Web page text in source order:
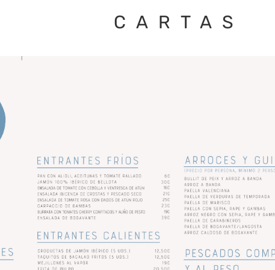
CARTAS